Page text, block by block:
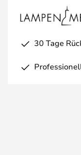
30 Tage